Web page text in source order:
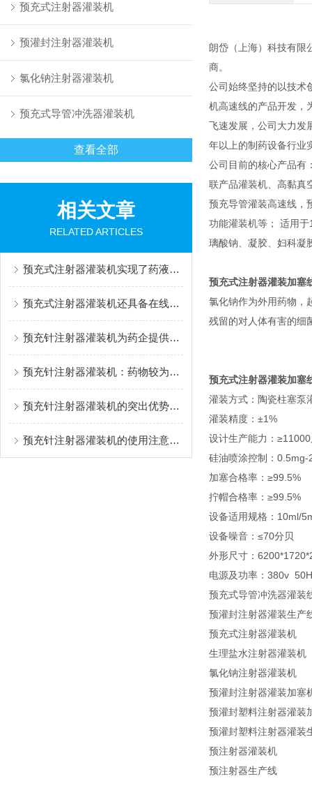
预充式注射器灌装机
预灌封注射器灌装机
氯化钠注射器灌装机
预充式导管冲洗器灌装机
查看全部
相关文章
RELATED ARTICLES
预充式注射器灌装机实现了药液灌装过程的自动化与可控化
预充式注射器灌装机还具备在线检测功能
预充针注射器灌装机为药企提供了一种降低污染风险的解决方案
预充针注射器灌装机：药物较为准确灌装的幕后设备
预充针注射器灌装机的突出优势：灌装精度高
预充针注射器灌装机的使用注意事项
朗岱（上海）科技有限
商。
公司始终坚持的以技术
机高速线的产品开发，
飞速发展，公司大力发
年以上的制药设备行业
公司目前的核心产品有
联产品灌装机、高黏真
预充导管灌装高速线，
功能灌装机等； 适用
璃酸钠、凝胶、妇科凝
预充式注射器灌装加塞
氯化钠作为外用药物，
残留的对人体有害的细
预充式注射器灌装加塞
灌装方式：陶瓷柱塞泵
灌装精度：±1%
设计生产能力：
硅油喷涂控制：
加塞合格率：≥99.5%
拧帽合格率：≥99.5%
设备适用规格：10ml/
设备噪音：≤70分贝
外形尺寸：
电源及功率：380v
预充式导管冲洗器灌装
预灌封注射器灌装生产
预充式注射器灌装机
生理盐水注射器灌装机
氯化钠注射器灌装机
预灌封注射器灌装加塞
预灌封塑料注射器灌装
预灌封塑料注射器灌装
预注射器灌装机
预注射器生产线